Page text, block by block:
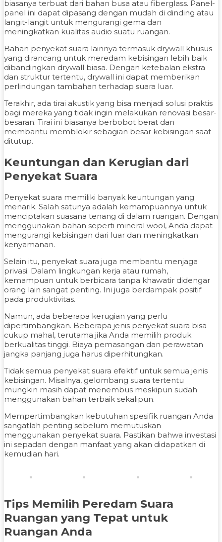
biasanya terbuat dari bahan busa atau fiberglass. Panel-
panel ini dapat dipasang dengan mudah di dinding atau
langit-langit untuk mengurangi gema dan
meningkatkan kualitas audio suatu ruangan.
Bahan penyekat suara lainnya termasuk drywall khusus
yang dirancang untuk meredam kebisingan lebih baik
dibandingkan drywall biasa. Dengan ketebalan ekstra
dan struktur tertentu, drywall ini dapat memberikan
perlindungan tambahan terhadap suara luar.
Terakhir, ada tirai akustik yang bisa menjadi solusi praktis
bagi mereka yang tidak ingin melakukan renovasi besar-
besaran. Tirai ini biasanya berbobot berat dan
membantu memblokir sebagian besar kebisingan saat
ditutup.
Keuntungan dan Kerugian dari
Penyekat Suara
Penyekat suara memiliki banyak keuntungan yang
menarik. Salah satunya adalah kemampuannya untuk
menciptakan suasana tenang di dalam ruangan. Dengan
menggunakan bahan seperti mineral wool, Anda dapat
mengurangi kebisingan dari luar dan meningkatkan
kenyamanan.
Selain itu, penyekat suara juga membantu menjaga
privasi. Dalam lingkungan kerja atau rumah,
kemampuan untuk berbicara tanpa khawatir didengar
orang lain sangat penting. Ini juga berdampak positif
pada produktivitas.
Namun, ada beberapa kerugian yang perlu
dipertimbangkan. Beberapa jenis penyekat suara bisa
cukup mahal, terutama jika Anda memilih produk
berkualitas tinggi. Biaya pemasangan dan perawatan
jangka panjang juga harus diperhitungkan.
Tidak semua penyekat suara efektif untuk semua jenis
kebisingan. Misalnya, gelombang suara tertentu
mungkin masih dapat menembus meskipun sudah
menggunakan bahan terbaik sekalipun.
Mempertimbangkan kebutuhan spesifik ruangan Anda
sangatlah penting sebelum memutuskan
menggunakan penyekat suara. Pastikan bahwa investasi
ini sepadan dengan manfaat yang akan didapatkan di
kemudian hari.
Tips Memilih Peredam Suara
Ruangan yang Tepat untuk
Ruangan Anda